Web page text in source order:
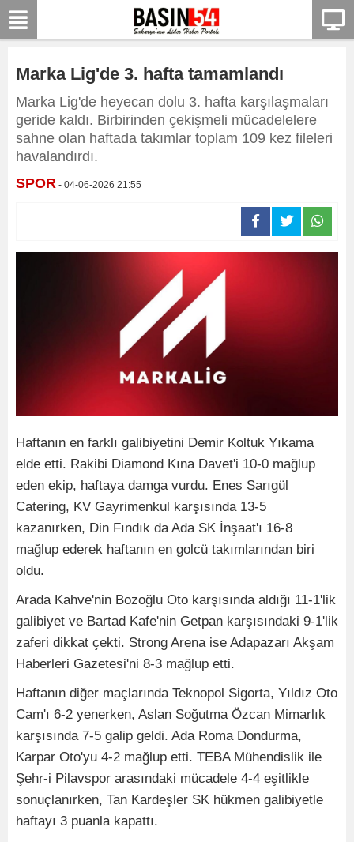
Marka Lig'de 3. hafta tamamlandı
Marka Lig'de heyecan dolu 3. hafta karşılaşmaları
geride kaldı. Birbirinden çekişmeli mücadelelere
sahne olan haftada takımlar toplam 109 kez fileleri
havalandırdı.
SPOR - 04-06-2026 21:55
Haftanın en farklı galibiyetini Demir Koltuk Yıkama
elde etti. Rakibi Diamond Kına Davet'i 10-0 mağlup
eden ekip, haftaya damga vurdu. Enes Sarıgül
Catering, KV Gayrimenkul karşısında 13-5
kazanırken, Din Fındık da Ada SK İnşaat'ı 16-8
mağlup ederek haftanın en golcü takımlarından biri
oldu.
Arada Kahve'nin Bozoğlu Oto karşısında aldığı 11-1'lik
galibiyet ve Bartad Kafe'nin Getpan karşısındaki 9-1'lik
zaferi dikkat çekti. Strong Arena ise Adapazarı Akşam
Haberleri Gazetesi'ni 8-3 mağlup etti.
Haftanın diğer maçlarında Teknopol Sigorta, Yıldız Oto
Cam'ı 6-2 yenerken, Aslan Soğutma Özcan Mimarlık
karşısında 7-5 galip geldi. Ada Roma Dondurma,
Karpar Oto'yu 4-2 mağlup etti. TEBA Mühendislik ile
Şehr-i Pilavspor arasındaki mücadele 4-4 eşitlikle
sonuçlanırken, Tan Kardeşler SK hükmen galibiyetle
haftayı 3 puanla kapattı.